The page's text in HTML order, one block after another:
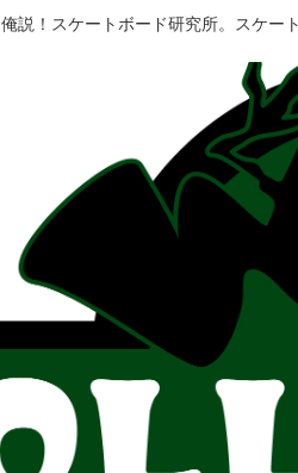
俺説！スケートボード研究所。スケー